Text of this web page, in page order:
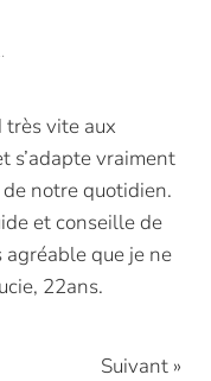
.
très vite aux
s’adapte vraiment
notre quotidien.
et conseille de
que je ne
22ans.
Suivant »